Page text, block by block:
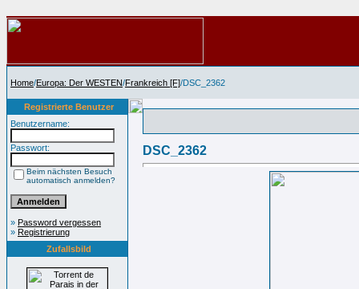
Home/Europa: Der WESTEN/Frankreich [F]/DSC_2362
Registrierte Benutzer
Benutzername:
Passwort:
Beim nächsten Besuch
automatisch anmelden?
» Password vergessen
» Registrierung
Zufallsbild
DSC_2362